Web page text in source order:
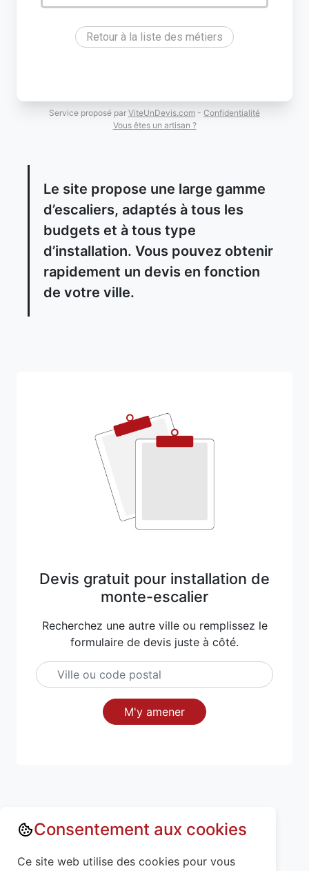
Retour à la liste des métiers
Service proposé par ViteUnDevis.com - Confidentialité
Vous êtes un artisan ?
Le site propose une large gamme
d’escaliers, adaptés à tous les
budgets et à tous type
d’installation. Vous pouvez obtenir
rapidement un devis en fonction
de votre ville.
Devis gratuit pour installation de
monte-escalier
Recherchez une autre ville ou remplissez le
formulaire de devis juste à côté.
M'y amener
Annuaire : Monte escalier
Mayenne (53)
Consentement aux cookies
Ce site web utilise des cookies pour vous